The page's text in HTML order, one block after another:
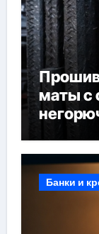
маты с
Банки и